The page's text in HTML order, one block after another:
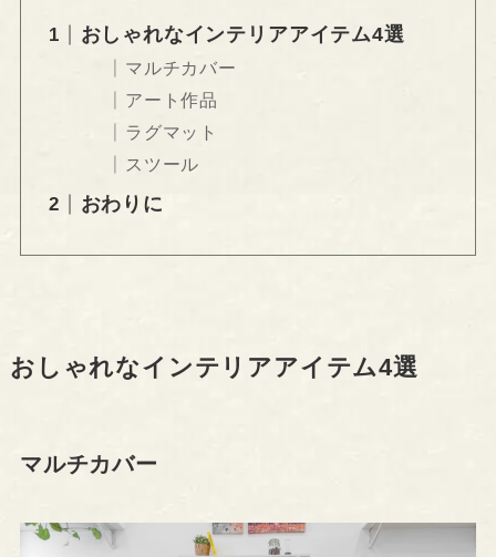
おしゃれなインテリアアイテム4選
マルチカバー
アート作品
ラグマット
スツール
おわりに
おしゃれなインテリアアイテム4選
マルチカバー